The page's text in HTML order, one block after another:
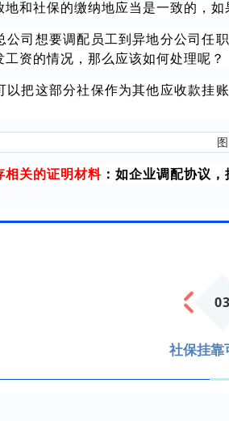
和社保的缴纳地应当是一致的，
公司想要调配员工到异地分公司任
资的情况，那么应该如何处理呢？
以把这部分社保作为其他应收款挂
相关的证明材料 ：如企业调配协议
03
社保挂靠